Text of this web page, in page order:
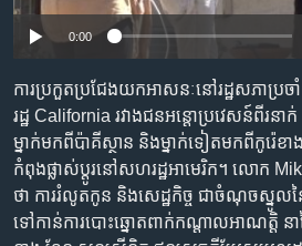
និង​
កាន់​
ទំព័រ​
ស្វែង​
រក
បណ្តាញ​សង្គម
ភាសា
0:00
ការ​ប្រកួតប្រជែង​យក​អាសនៈនៅ​រដ្ឋសភា​ប្រចាំ​​
រដ្ឋ California រវាង​ជន​អន្តោប្រវេសន៍​ពីរ​នាក់
ម្នាក់​មក​ពី​ប៉ាគីស្ថាន និង​​ម្នាក់​ទៀត​មក​ពី​កូរ៉េខា
កំពុង​ផ្លាស់ប្តូរ​នៅ​សហរដ្ឋអាមេរិក។ លោក
ថា ការ​រំលូត​កូន និង​សេដ្ឋកិច្ច​ ជា​ចំណុច​ស្នូល​
ទៅ​កាន់​​ការ​បោះឆ្នោត​ពាក់កណ្តាល​អាណត្តិ​ នា​ថ្